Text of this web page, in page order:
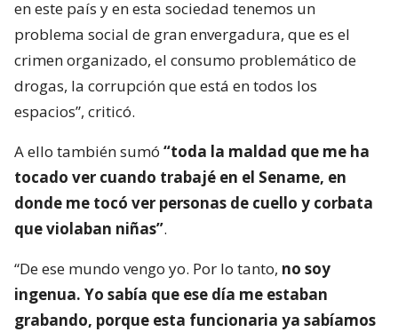
en este país y en esta sociedad tenemos un
problema social de gran envergadura, que es el
crimen organizado, el consumo problemático de
drogas, la corrupción que está en todos los
espacios”, criticó.
A ello también sumó “toda la maldad que me ha
tocado ver cuando trabajé en el Sename, en
donde me tocó ver personas de cuello y corbata
que violaban niñas”.
“De ese mundo vengo yo. Por lo tanto, no soy
ingenua. Yo sabía que ese día me estaban
grabando, porque esta funcionaria ya sabíamos